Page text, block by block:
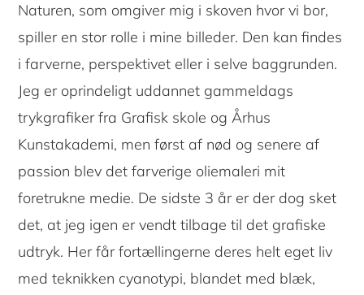
Naturen, som omgiver mig i skoven hvor vi bor,
spiller en stor rolle i mine billeder. Den kan findes
i farverne, perspektivet eller i selve baggrunden.
Jeg er oprindeligt uddannet gammeldags
trykgrafiker fra Grafisk skole og Århus
Kunstakademi, men først af nød og senere af
passion blev det farverige oliemaleri mit
foretrukne medie. De sidste 3 år er der dog sket
det, at jeg igen er vendt tilbage til det grafiske
udtryk. Her får fortællingerne deres helt eget liv
med teknikken cyanotypi, blandet med blæk,